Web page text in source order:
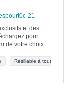
21
et des
pour
de votre choix
Résiliable à tout